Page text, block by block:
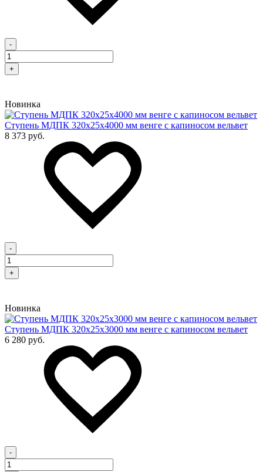
-
+
Новинка
Cтупень МДПК 320х25х4000 мм венге с капиносом вельвет
8 373 руб.
-
+
Новинка
Cтупень МДПК 320х25х3000 мм венге с капиносом вельвет
6 280 руб.
-